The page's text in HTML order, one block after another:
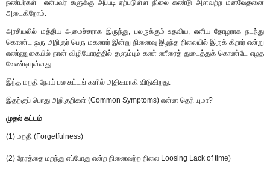
நண்பர்கள் என்பவர் களுக்கு அப்படி ஏற்படுள்ள நிலை கண்டு அளவற்ற மனவேதனை
அடைகிறோம்.
அரசியலில் மத்திய அமைச்சராக இருந்து, பலருக்கும் உதவிய, எளிய தோழராக நடந்து
கொண்ட ஒரு அறிஞர் பெரு மகனார் இன்று நினைவு இழந்த நிலையில் இருக் கிறார் என்று
எண்ணுகையில் நான் விழியோரத்தில் தளும்பும் கண் ணீரைத் துடைத்துக் கொண்டே எழத
வேண்டியுள்ளது.
இந்த மறதி நோய் பல கட்டங் களில் அதிகமாகி விடுகிறது.
இதற்குப் பொது அறிகுறிகள் (Common Symptoms) என்ன தெரி யுமா?
முதல் கட்டம்
(1) மறதி (Forgetfulness)
(2) நேரத்தை மறந்து எப்போது என்ற நினைவற்ற நிலை Loosing Lack of time)